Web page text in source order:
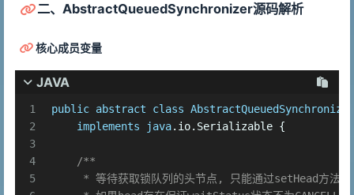
二、AbstractQueuedSynchronizer源码解析
核心成员变量
JAVA
1
2
3
4
5
public abstract class AbstractQueuedSynchronizer
implements
java.io.Serializable {
/**
* 等待获取锁队列的头节点, 只能通过setHead方法修